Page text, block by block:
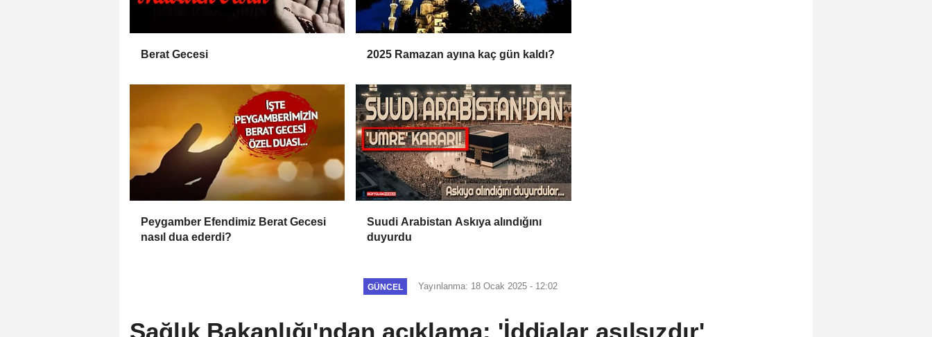
Berat Gecesi 2025 Ramazan ayına kaç gün kaldı?
Peygamber Efendimiz Berat Gecesi
nasıl dua ederdi?
Suudi Arabistan Askıya alındığını
duyurdu
GÜNCEL Yayınlanma: 18 Ocak 2025 - 12:02
Sağlık Bakanlığı'ndan açıklama: 'İddialar asılsızdır'